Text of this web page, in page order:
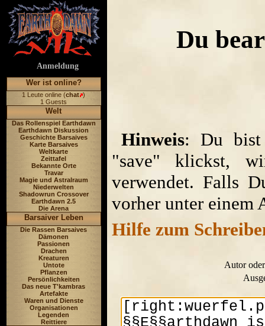
Anmeldung
Wer ist online?
1 Leute online (chat )
1 Guests
Welt
Das Rollenspiel Earthdawn
Earthdawn Diskussion
Geschichte Barsaives
Karte Barsaives
Weltkarte
Zeittafel
Bekannte Orte
Travar
Magie und Astralraum
Niederwelten
Shadowrun Crossover
Earthdawn 2.5
Die Arena
Barsaiver Leben
Die Rassen Barsaives
Dämonen
Passionen
Drachen
Kreaturen
Untote
Pflanzen
Persönlichkeiten
Das neue T'kambras
Artefakte
Waren und Dienste
Organisationen
Legenden
Reittiere
Du
Hinweis: Du bist
"save" klickst,
verwendet. Falls
vorher unter einem
Hilfe zum
Autor